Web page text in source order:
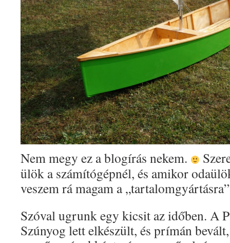
Nem megy ez a blogírás nekem.
ülök a számítógépnél, és amikor
veszem rá magam a
Szóval ugrunk egy kicsit az időben. A
Szúnyog lett elkészült, és prímán